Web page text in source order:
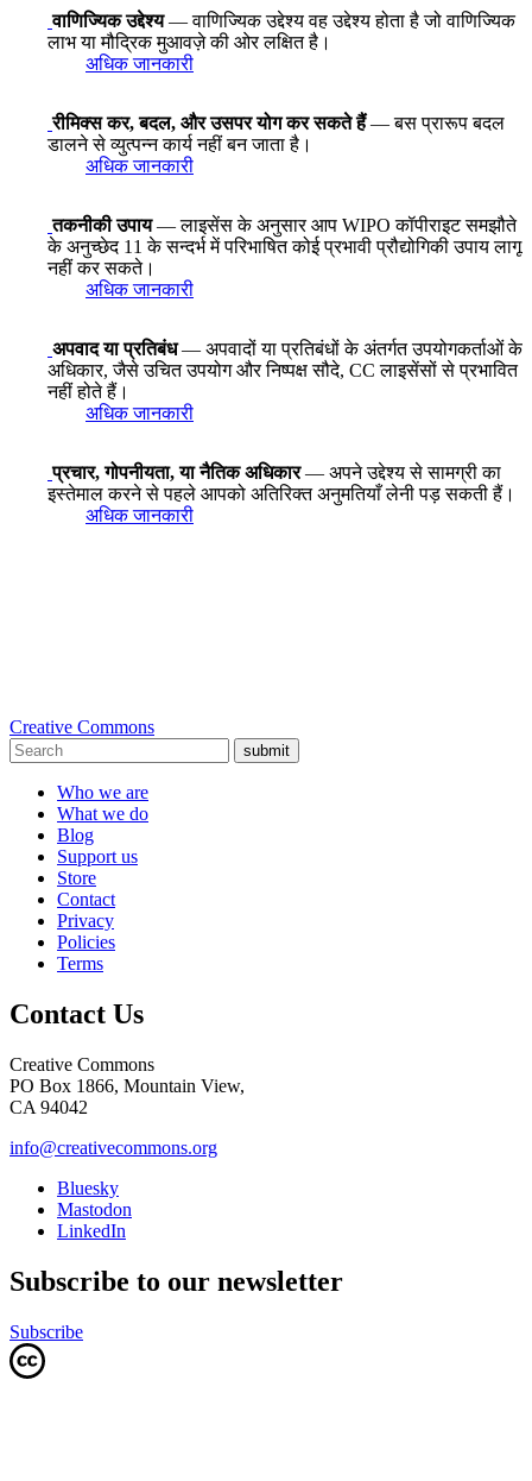
वाणिज्यिक उद्देश्य— वाणिज्यिक उद्देश्य वह उद्देश्य होता है जो वाणिज्यिक
लाभ या मौद्रिक मुआवज़े की ओर लक्षित है।
अधिक जानकारी
रीमिक्स कर, बदल, और उसपर योग कर सकते हैं— बस प्रारूप बदल
डालने से व्युत्पन्न कार्य नहीं बन जाता है।
अधिक जानकारी
तकनीकी उपाय— लाइसेंस के अनुसार आप WIPO कॉपीराइट समझौते
के अनुच्छेद 11 के सन्दर्भ में परिभाषित कोई प्रभावी प्रौद्योगिकी उपाय लागू
नहीं कर सकते।
अधिक जानकारी
अपवाद या प्रतिबंध— अपवादों या प्रतिबंधों के अंतर्गत उपयोगकर्ताओं के
अधिकार, जैसे उचित उपयोग और निष्पक्ष सौदे, CC लाइसेंसों से प्रभावित
नहीं होते हैं।
अधिक जानकारी
प्रचार, गोपनीयता, या नैतिक अधिकार— अपने उद्देश्य से सामग्री का
इस्तेमाल करने से पहले आपको अतिरिक्त अनुमतियाँ लेनी पड़ सकती हैं।
अधिक जानकारी
Creative Commons
submit
Who we are
What we do
Blog
Support us
Store
Contact
Privacy
Policies
Terms
Contact Us
Creative Commons
PO Box 1866, Mountain View,
CA 94042
info@creativecommons.org
Bluesky
Mastodon
LinkedIn
Subscribe to our newsletter
Subscribe